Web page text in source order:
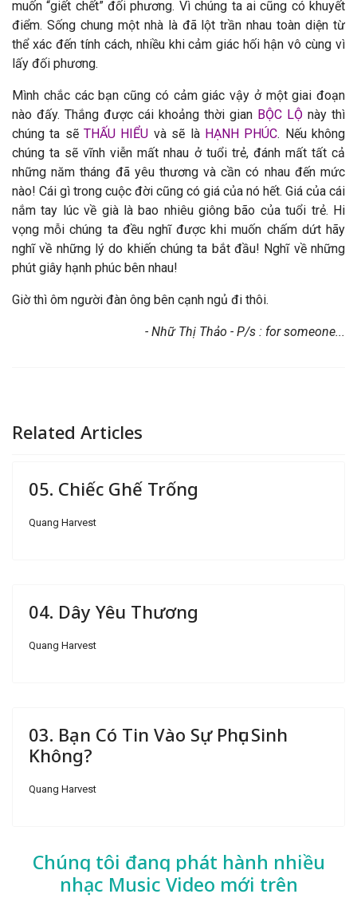
muốn “giết chết” đối phương. Vì chúng ta ai cũng có khuyết
điểm. Sống chung một nhà là đã lột trần nhau toàn diện từ
thể xác đến tính cách, nhiều khi cảm giác hối hận vô cùng vì
lấy đối phương.
Mình chắc các bạn cũng có cảm giác vậy ở một giai đoạn
nào đấy. Thắng được cái khoảng thời gian BỘC LỘ này thì
chúng ta sẽTHẤU HIỂU và sẽ là HẠNH PHÚC. Nếu không
chúng ta sẽ vĩnh viễn mất nhau ở tuổi trẻ, đánh mất tất cả
những năm tháng đã yêu thương và cần có nhau đến mức
nào! Cái gì trong cuộc đời cũng có giá của nó hết. Giá của cái
nắm tay lúc về già là bao nhiêu giông bão của tuổi trẻ. Hi
vọng mỗi chúng ta đều nghĩ được khi muốn chấm dứt hãy
nghĩ về những lý do khiến chúng ta bắt đầu! Nghĩ về những
phút giây hạnh phúc bên nhau!
Giờ thì ôm người đàn ông bên cạnh ngủ đi thôi.
- Nhữ Thị Thảo - P/s : for someone...
Related Articles
05. Chiếc Ghế Trống
Quang Harvest
04. Dây Yêu Thương
Quang Harvest
03. Bạn Có Tin Vào Sự Phục Sinh
Không?
Quang Harvest
Chúng tôi đang phát hành nhiều
nhạc Music Video mới trên